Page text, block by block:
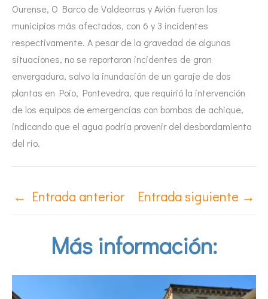
Ourense, O Barco de Valdeorras y Avión fueron los
municipios más afectados, con 6 y 3 incidentes
respectivamente. A pesar de la gravedad de algunas
situaciones, no se reportaron incidentes de gran
envergadura, salvo la inundación de un garaje de dos
plantas en Poio, Pontevedra, que requirió la intervención
de los equipos de emergencias con bombas de achique,
indicando que el agua podría provenir del desbordamiento
del río.
← Entrada anterior Entrada siguiente →
Más información: